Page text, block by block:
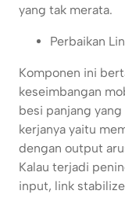
yang tak merata.
Perbaikan
Komponen ini
keseimbangan
besi panjang
kerjanya yaitu
dengan output
Kalau terjadi
input, link